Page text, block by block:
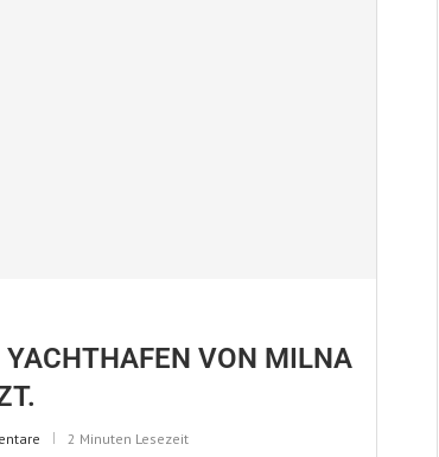
VON MILNA
2 Minuten Lesezeit